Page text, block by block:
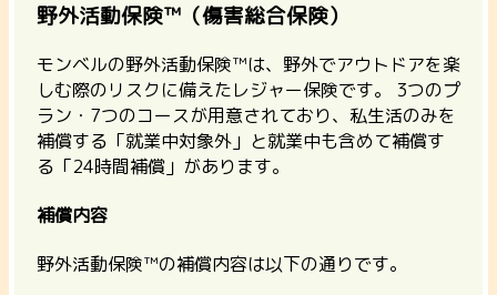
野外活動保険™（傷害総合保険）
モンベルの野外活動保険™は、野外でアウトドアを楽
しむ際のリスクに備えたレジャー保険です。 3つのプ
ラン・7つのコースが用意されており、私生活のみを
補償する「就業中対象外」と就業中も含めて補償す
る「24時間補償」があります。
補償内容
野外活動保険™の補償内容は以下の通りです。